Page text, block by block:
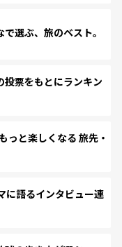
選ぶ、旅のベスト。
票をもとにランキン
と楽しくなる 旅先・
に語るインタビュー連